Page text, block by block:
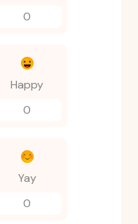
0
Happy
0
Yay
0